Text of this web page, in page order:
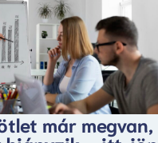
már megvan,